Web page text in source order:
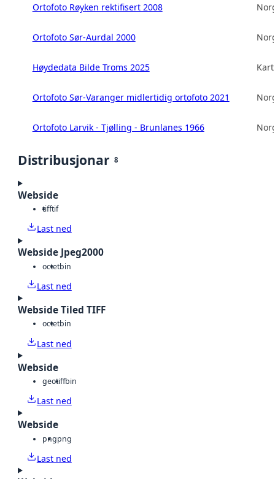
Ortofoto Røyken rektifisert 2008
Ortofoto Sør-Aurdal 2000
Høydedata Bilde Troms 2025
Ortofoto Sør-Varanger midlertidig ortofoto 2021
Ortofoto Larvik - Tjølling - Brunlanes 1966
Distribusjonar 8
Webside
tifftif
Last ned
Webside Jpeg2000
octetbin
Last ned
Webside Tiled TIFF
octetbin
Last ned
Webside
geotiffbin
Last ned
Webside
pngpng
Last ned